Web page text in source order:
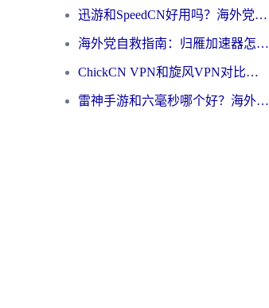
迅游和SpeedCN好用吗？海外党如何破解那道看不见的墙
海外党自救指南：归雁加速器怎么样？教你避开坑实现国内资源无缝访问
ChickCN VPN和旋风VPN对比哪个回国效果更好？海外用户的选择困境与出路
雷神手游和六毫秒哪个好？海外党如何真正解锁国内资源